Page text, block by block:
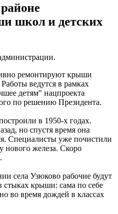
о последствиях атаки ВСУ на
на улице Подшипниковой в
завели "уголовку"
в пляжный волейбол с
тело утонувшего мужчины
жителей Самарской области с
моторной лодки и
года: что нельзя делать в
школ и детских
ремонтируют крыши
ведутся в рамках
детям" нацпроекта
по решению Президента.
в 1950-х годах.
но спустя время она
Специалисты уже почистили
нового железа. Скоро
села Узюково рабочие будут
стыках крыши: сама по себе
во время дождей в классах